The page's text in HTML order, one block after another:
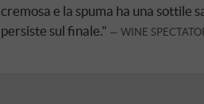
cremosa e la spuma ha una sottile
persiste sul finale."
WINE